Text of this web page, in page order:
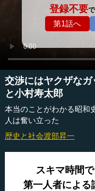
登録不要で
第1話へ
交渉にはヤクザな
と小村寿太郎
本当のことがわかる昭和
人は奮い立った
歴史と社会渡部昇一
スキマ時間
第一人者による